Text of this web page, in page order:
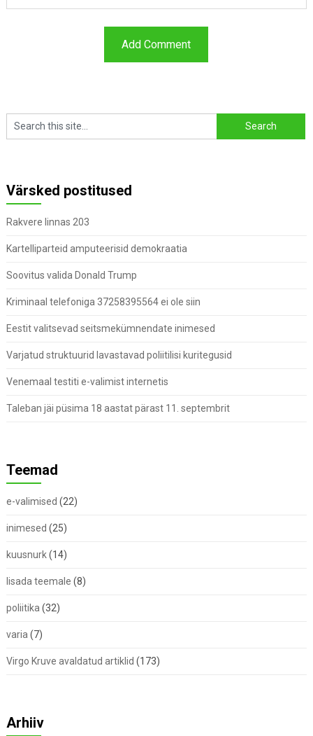
Värsked postitused
Rakvere linnas 203
Kartelliparteid amputeerisid demokraatia
Soovitus valida Donald Trump
Kriminaal telefoniga 37258395564 ei ole siin
Eestit valitsevad seitsmekümnendate inimesed
Varjatud struktuurid lavastavad poliitilisi kuritegusid
Venemaal testiti e-valimist internetis
Taleban jäi püsima 18 aastat pärast 11. septembrit
Teemad
e-valimised (22)
inimesed (25)
kuusnurk(14)
lisada teemale (8)
poliitika (32)
varia (7)
Virgo Kruve avaldatud artiklid (173)
Arhiiv